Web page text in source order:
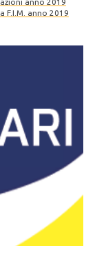
F.I.M. anno 2019